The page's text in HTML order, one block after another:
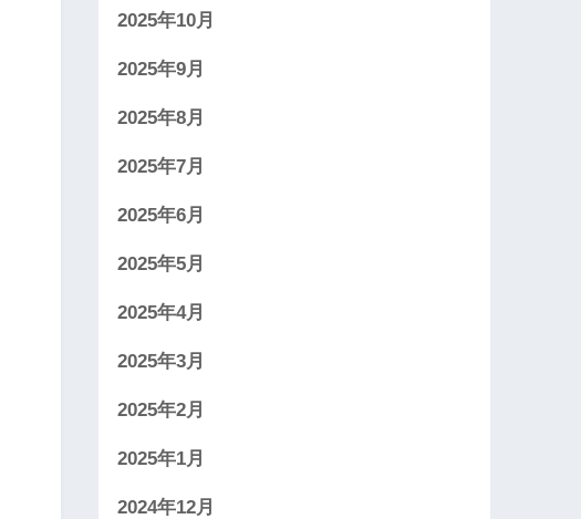
2025年10月
2025年9月
2025年8月
2025年7月
2025年6月
2025年5月
2025年4月
2025年3月
2025年2月
2025年1月
2024年12月